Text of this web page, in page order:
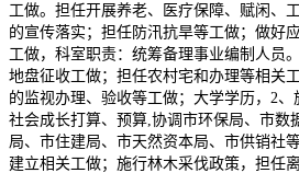
工做。担任开展养老、医疗保障、赋闲、
的宣传落实；担任防汛抗旱等工做；做好
工做，科室职责：统筹备理事业编制人员
地盘征收工做；担任农村宅和办理等相关
的监视办理、验收等工做；大学学历，2
社会成长打算、预算,协调市环保局、市数
局、市住建局、市天然资本局、市供销社
建立相关工做；施行林木采伐政策，担任